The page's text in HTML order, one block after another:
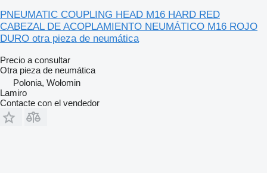
PNEUMATIC COUPLING HEAD M16 HARD RED
CABEZAL DE ACOPLAMIENTO NEUMÁTICO M16 ROJO
DURO otra pieza de neumática
Precio a consultar
Otra pieza de neumática
Polonia, Wołomin
Lamiro
Contacte con el vendedor